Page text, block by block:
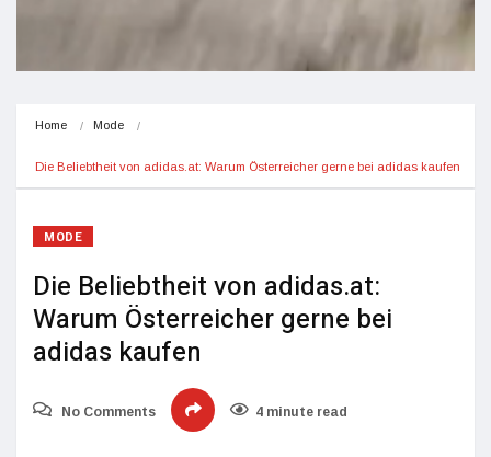
Home Mode
Die Beliebtheit von adidas.at: Warum Österreicher gerne bei adidas kaufen
MODE
Die Beliebtheit von adidas.at:
Warum Österreicher gerne bei
adidas kaufen
No Comments 4 minute read